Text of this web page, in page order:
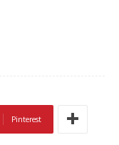
Pinterest